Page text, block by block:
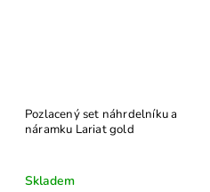
Pozlacený set náhrdelníku a
náramku Lariat gold
Skladem